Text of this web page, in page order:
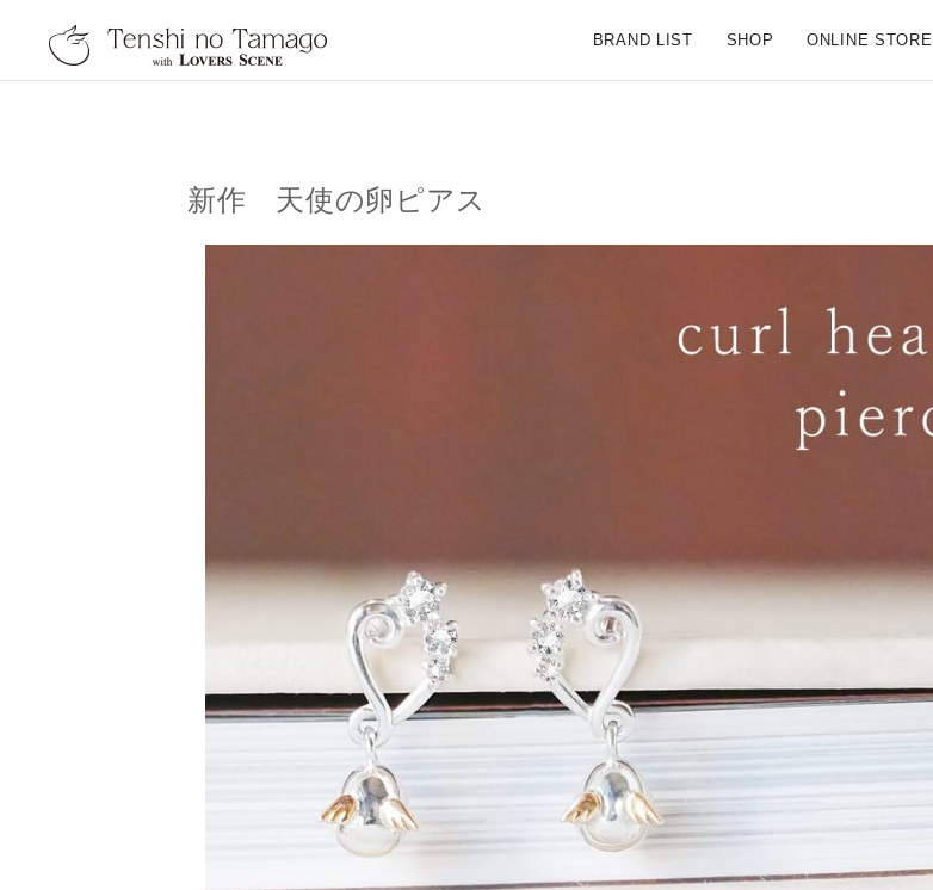
天使の卵 With LOVERS SCENE【公式ブランドサイト】
BRAND LIST SHOP ONLINE STORE
新作 天使の卵ピアス